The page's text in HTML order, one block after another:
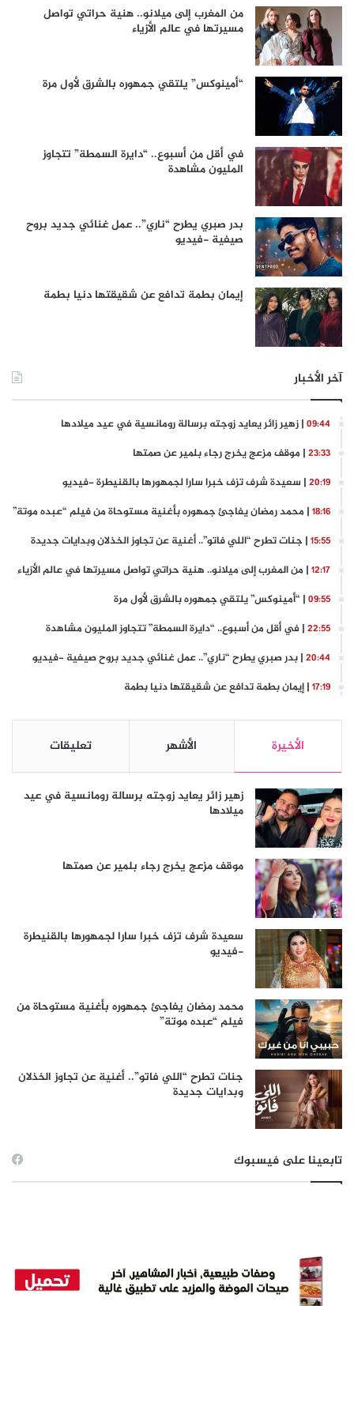
من المغرب إلى ميلانو.. هنية حراتي تواصل
مسيرتها في عالم الأزياء
“أمينوكس” يلتقي جمهوره بالشرق لأول مرة
في أقل من أسبوع.. “دايرة السمطة” تتجاوز
المليون مشاهدة
بدر صبري يطرح “ناري”.. عمل غنائي جديد بروح
صيفية -فيديو
إيمان بطمة تدافع عن شقيقتها دنيا بطمة
آخر الأخبار
09:44 | زهير زائر يعايد زوجته برسالة رومانسية في عيد ميلادها
23:33 | موقف مزعج يخرج رجاء بلمير عن صمتها
20:19 | سعيدة شرف تزف خبرا سارا لجمهورها بالقنيطرة -فيديو
18:16 | محمد رمضان يفاجئ جمهوره بأغنية مستوحاة من فيلم “عبده موتة”
15:55 | جنات تطرح “اللي فاتو”.. أغنية عن تجاوز الخذلان وبدايات جديدة
12:17 | من المغرب إلى ميلانو.. هنية حراتي تواصل مسيرتها في عالم الأزياء
09:55 | “أمينوكس” يلتقي جمهوره بالشرق لأول مرة
22:55 | في أقل من أسبوع.. “دايرة السمطة” تتجاوز المليون مشاهدة
20:44 | بدر صبري يطرح “ناري”.. عمل غنائي جديد بروح صيفية -فيديو
17:19 | إيمان بطمة تدافع عن شقيقتها دنيا بطمة
الأخيرة الأشهر تعليقات
زهير زائر يعايد زوجته برسالة رومانسية في عيد
ميلادها
موقف مزعج يخرج رجاء بلمير عن صمتها
سعيدة شرف تزف خبرا سارا لجمهورها بالقنيطرة
-فيديو
محمد رمضان يفاجئ جمهوره بأغنية مستوحاة من
فيلم “عبده موتة”
جنات تطرح “اللي فاتو”.. أغنية عن تجاوز الخذلان
وبدايات جديدة
تابعينا على فيسبوك